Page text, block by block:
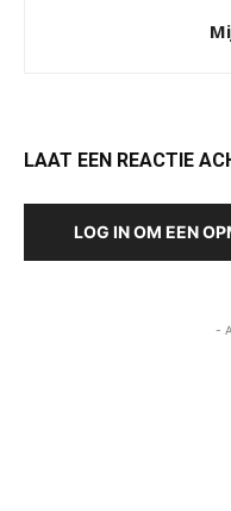
LAAT EEN REACTIE
LOG IN OM EEN
-